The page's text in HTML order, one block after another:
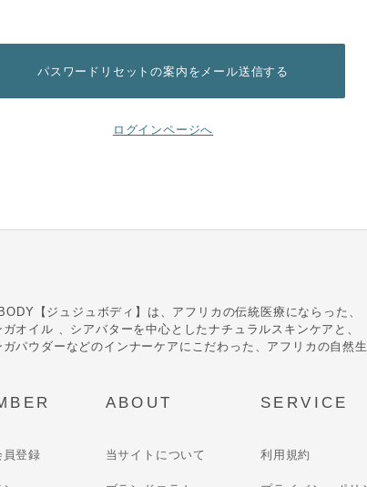
ログインページへ
【ジュジュボディ】は、アフリカの伝統医療にならった、
ガオイル 、シアバターを中心としたナチュラルスキンケアと、
ガパウダーなどのインナーケアにこだわった、アフリカの自然
員登録
ABOUT
当サイトについて
SERVICE
利用規約